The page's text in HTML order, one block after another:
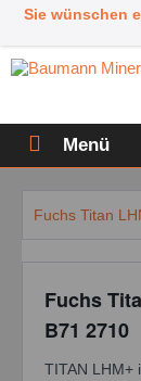
Sie wünschen
Menü
Fuchs Titan
Fuchs
B71 2710
TITAN LHM+